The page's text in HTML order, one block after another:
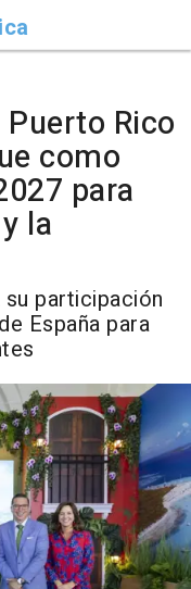
Rico
como
para
la
participación
España para